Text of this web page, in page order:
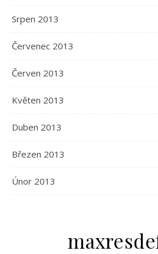
Srpen 2013
Červenec 2013
Červen 2013
Květen 2013
Duben 2013
Březen 2013
Únor 2013